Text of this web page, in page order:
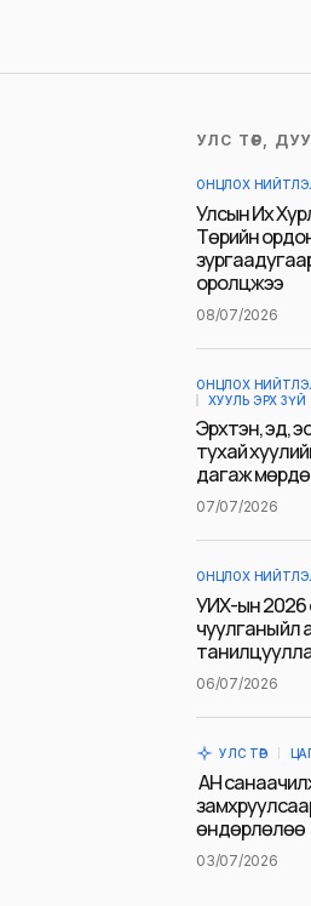
УЛС ТӨР,
ОНЦЛОХ
Улсын Их
Төрийн
оролцжээ
08/07/2026
ОНЦЛОХ
ХУУЛЬ ЭРХ ЗҮЙ
Эрхтэн, эд,
тухай
дагаж
07/07/2026
ОНЦЛОХ
УИХ-ын 2026
чуулганы үйл
06/07/2026
УЛС ТӨР
АН
өндөрлөлөө
03/07/2026